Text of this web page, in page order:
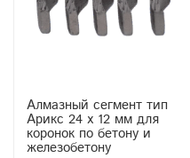
Алмазный сегмент тип
Арикс 24 х 12 мм для
коронок по бетону и
железобетону